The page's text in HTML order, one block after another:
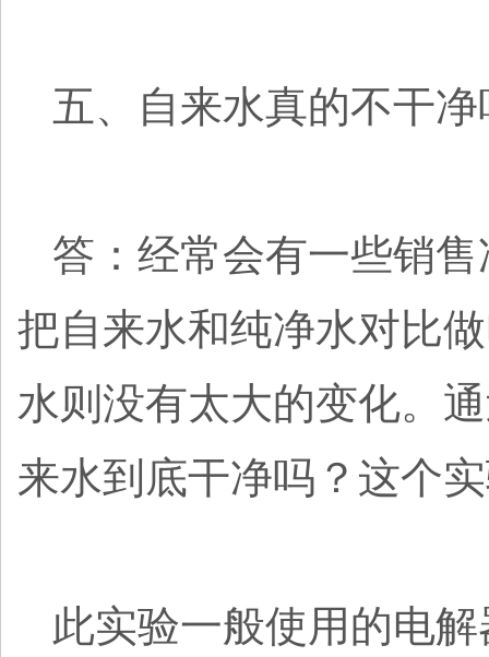
五、自来水真的不干净
答：经常会有一些销
把自来水和纯净水对比
水则没有太大的变化。
来水到底干净吗？这个
此实验一般使用的电解